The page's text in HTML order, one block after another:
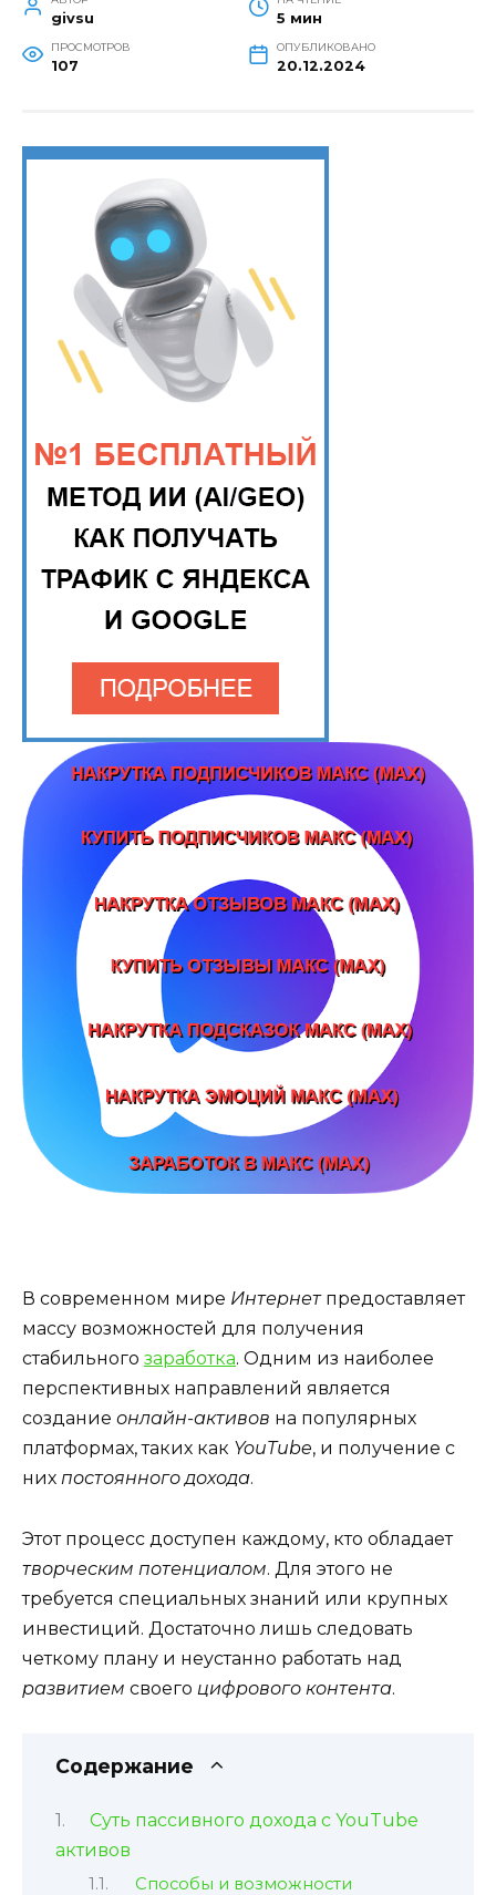
givsu 5 мин
ПРОСМОТРОВ
107
ОПУБЛИКОВАНО
20.12.2024
В современном мире Интернетпредоставляет
массу возможностей для получения
стабильного заработка. Одним из наиболее
перспективных направлений является
создание онлайн-активов на популярных
платформах, таких как YouTube, и получение с
них постоянного дохода.
Этот процесс доступен каждому, кто обладает
творческим потенциалом. Для этого не
требуется специальных знаний или крупных
инвестиций. Достаточно лишь следовать
четкому плану и неустанно работать над
развитием своего цифрового контента.
Содержание
Суть пассивного дохода с YouTube
активов
Способы и возможности